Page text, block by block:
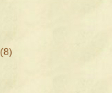
(8)